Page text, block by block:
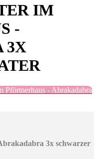
IM
-
3X
Pförtnerhaus - Abrakadabra
3x schwarzer